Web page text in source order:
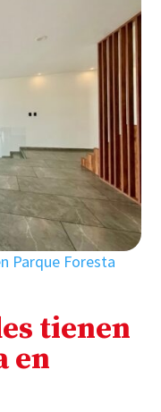
Parque Foresta
tienen
en